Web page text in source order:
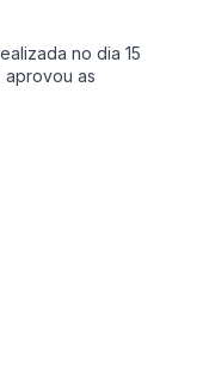
no dia 15
aprovou as